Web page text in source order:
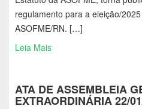
regulamento para a eleição/
ASOFME/RN. […]
Leia Mais
ATA DE ASSEMBLEIA
EXTRAORDINÁRIA 22/